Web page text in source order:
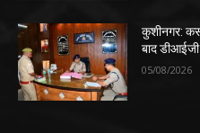
कुशीनगर:
बाद
05/08/2026